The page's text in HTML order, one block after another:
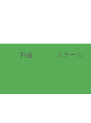
料金 スクール